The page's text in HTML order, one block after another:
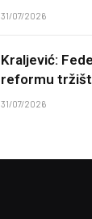
31/07/2026
Kraljević:
reformu
31/07/2026